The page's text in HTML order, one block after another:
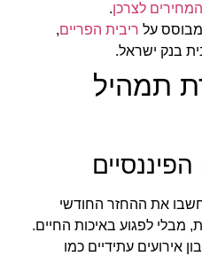
לצרכן.
על ריבית הפריים,
בנק ישראל.
תמהיל
את ההחזר החודשי
מבלי לפגוע באיכות החיים.
אירועים עתידיים כמו